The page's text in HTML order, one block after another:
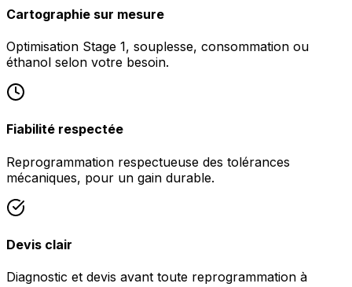
Cartographie sur mesure
Optimisation Stage 1, souplesse, consommation ou
éthanol selon votre besoin.
Fiabilité respectée
Reprogrammation respectueuse des tolérances
mécaniques, pour un gain durable.
Devis clair
Diagnostic et devis avant toute reprogrammation à